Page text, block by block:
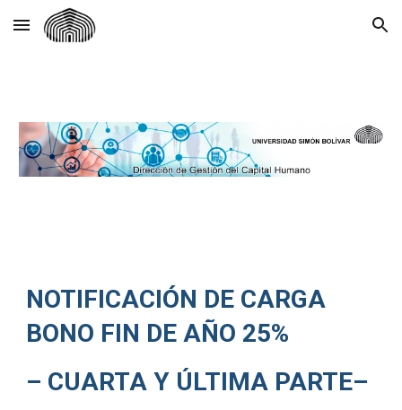
Skip to main content Skip to navigation
NOTIFICACIÓN DE CARGA
BONO FIN DE AÑO 25%
– CUARTA Y ÚLTIMA PARTE–